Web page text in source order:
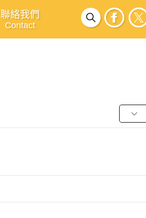
聯絡我們
Contact